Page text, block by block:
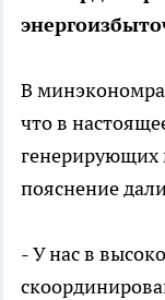
В
что в
генерирующих
пояснение
- У нас в